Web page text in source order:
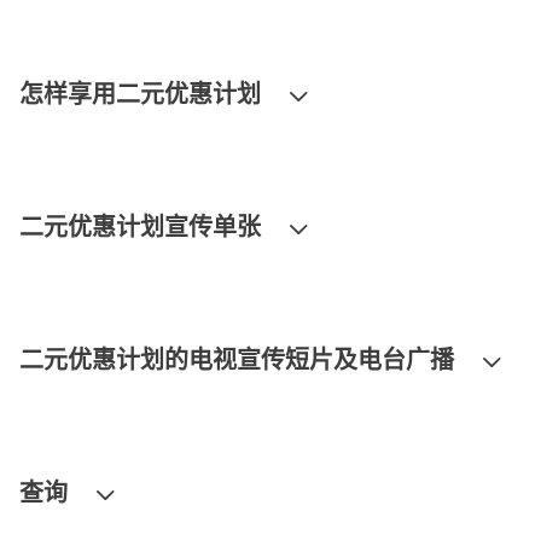
怎样享用二元优惠计划
二元优惠计划宣传单张
二元优惠计划的电视宣传短片及电台广播
查询